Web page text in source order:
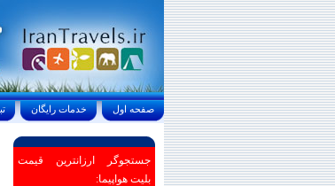
تبليغات خدمات رايگان صفحه اول
جستجوگر ارزانترین قیمت
بلیت هواپیما: